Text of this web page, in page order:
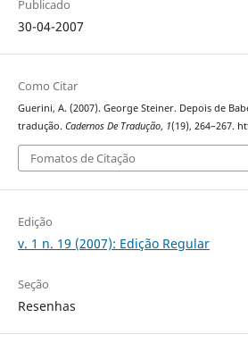
Publicado
30-04-2007
Como Citar
Guerini, A. (2007). George Steiner. Depois de
tradução. Cadernos De Tradução, 1(19), 264–267.
Fomatos de Citação
Edição
v. 1 n. 19 (2007): Edição Regular
Seção
Resenhas